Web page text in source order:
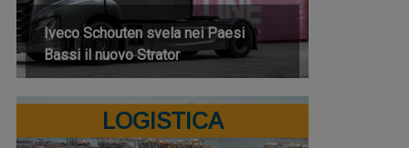
Iveco Schouten svela nei Paesi
Bassi il nuovo Strator
LOGISTICA